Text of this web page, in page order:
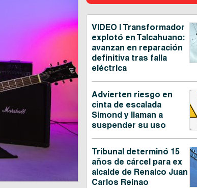
VIDEO | Transformador
explotó en Talcahuano:
avanzan en reparación
definitiva tras falla
eléctrica
Advierten riesgo en
cinta de escalada
Simond y llaman a
suspender su uso
Tribunal determinó 15
años de cárcel para ex
alcalde de Renaico Juan
Carlos Reinao